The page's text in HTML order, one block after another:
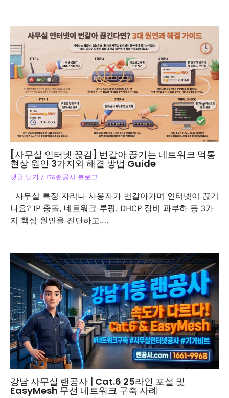
[사무실 인터넷 끊김] 번갈아 끊기는 네트워크 먹통
현상 원인 3가지와 해결 방법 Guide
댓글 달기 / IT&랜공사 블로그
사무실 특정 자리나 사용자가 번갈아가며 인터넷이 끊기
나요? IP 충돌, 네트워크 루핑, DHCP 장비 과부하 등 3가
지 핵심 원인을 진단하고,…
강남 사무실 랜공사 | Cat.6 25라인 포설 및
EasyMesh 무선 네트워크 구축 사례